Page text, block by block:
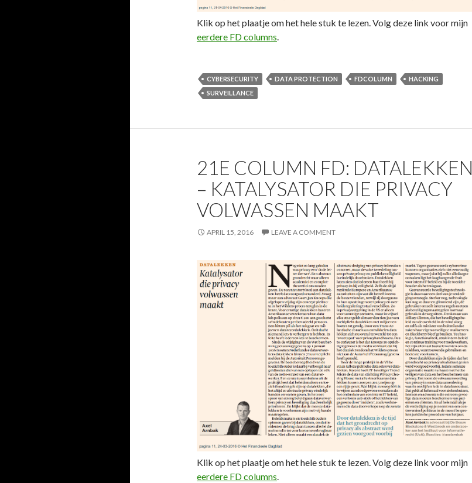
Klik op het plaatje om het hele stuk te lezen. Volg deze link voor mijn
eerdere FD columns
CYBERSECURITY DATA PROTECTION FDCOLUMN
HACKING
SURVEILLANCE
21E COLUMN FD: DATALEKKEN
– KATALYSATOR DIE PRIVACY
VOLWASSEN MAAKT
APRIL 15, 2016 LEAVE A COMMENT
Klik op het plaatje om het hele stuk te lezen. Volg deze link voor mijn
eerdere FD columns.